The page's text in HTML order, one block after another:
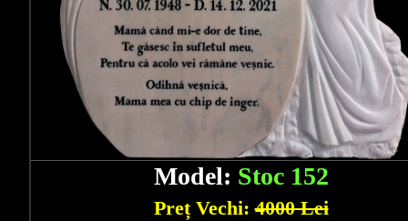
Model: Stoc 152
Preț Vechi:4000 Lei